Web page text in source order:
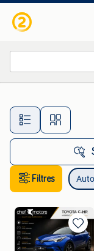
Filtres
dans